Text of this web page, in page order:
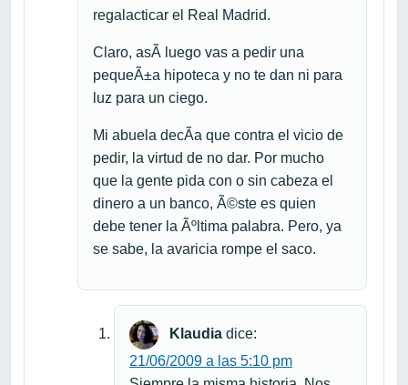
regalacticar el Real Madrid.
Claro, asÃ­ luego vas a pedir una
pequeÃ±a hipoteca y no te dan ni para
luz para un ciego.
Mi abuela decÃ­a que contra el vicio de
pedir, la virtud de no dar. Por mucho
que la gente pida con o sin cabeza el
dinero a un banco, Ã©ste es quien
debe tener la Ãºltima palabra. Pero, ya
se sabe, la avaricia rompe el saco.
Klaudia dice:
21/06/2009 a las 5:10 pm